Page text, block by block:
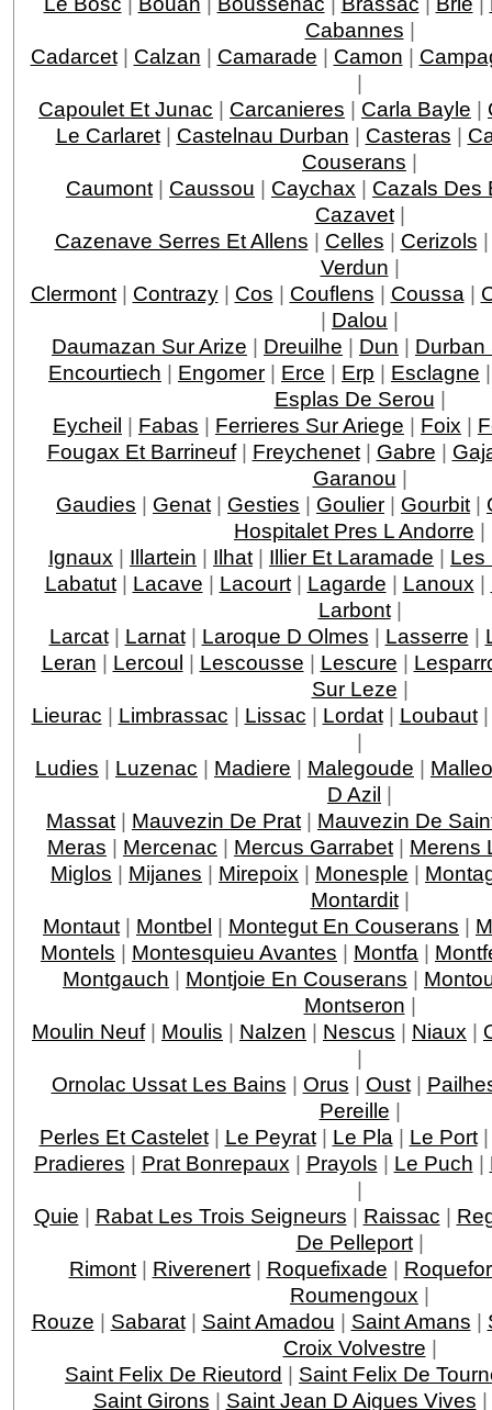
Cabannes |
Cadarcet| Calzan | Camarade | Camon |
|
Capoulet Et Junac | Carcanieres | Carla Bayle |
Le Carlaret| Castelnau Durban | Casteras |
Couserans |
Caumont | Caussou | Caychax | Cazals Des
Cazavet|
Cazenave Serres Et Allens | Celles | Cerizols
Verdun |
Clermont| Contrazy| Cos | Couflens | Coussa |
| Dalou |
Daumazan Sur Arize | Dreuilhe | Dun | Durban
Encourtiech | Engomer | Erce | Erp | Esclagne
Esplas De Serou |
Eycheil | Fabas | Ferrieres Sur Ariege | Foix |
Fougax Et Barrineuf| Freychenet| Gabre |
Garanou |
Gaudies | Genat | Gesties | Goulier | Gourbit |
Hospitalet Pres L Andorre |
Ignaux | Illartein | Ilhat | Illier Et Laramade | Les
Labatut| Lacave | Lacourt| Lagarde | Lanoux |
Larbont|
Larcat| Larnat| Laroque D Olmes | Lasserre |
Leran | Lercoul | Lescousse | Lescure |
Sur Leze |
Lieurac | Limbrassac | Lissac | Lordat| Loubaut
|
Ludies | Luzenac | Madiere | Malegoude |
D Azil |
Massat | Mauvezin De Prat | Mauvezin De
Meras | Mercenac | Mercus Garrabet | Merens
Miglos | Mijanes | Mirepoix | Monesple |
Montardit|
Montaut | Montbel | Montegut En Couserans |
Montels | Montesquieu Avantes | Montfa |
Montgauch | Montjoie En Couserans |
Montseron |
Moulin Neuf| Moulis | Nalzen | Nescus | Niaux |
|
Ornolac Ussat Les Bains | Orus | Oust|
Pereille |
Perles Et Castelet| Le Peyrat| Le Pla | Le Port
Pradieres | Prat Bonrepaux | Prayols | Le Puch |
|
Quie | Rabat Les Trois Seigneurs | Raissac |
De Pelleport|
Rimont| Riverenert| Roquefixade |
Roumengoux |
Rouze | Sabarat| Saint Amadou | Saint Amans |
Croix Volvestre |
Saint Felix De Rieutord | Saint Felix De
Saint Girons | Saint Jean D Aigues Vives |